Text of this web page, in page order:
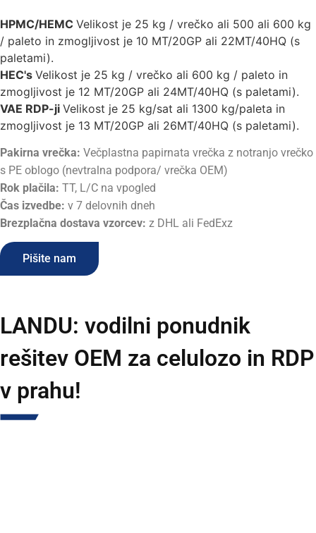
HPMC/HEMC Velikost je 25 kg / vrečko ali 500 ali 600 kg
/ paleto in zmogljivost je 10 MT/20GP ali 22MT/40HQ (s
paletami).
HEC's Velikost je 25 kg / vrečko ali 600 kg / paleto in
zmogljivost je 12 MT/20GP ali 24MT/40HQ (s paletami).
VAE RDP-ji Velikost je 25 kg/sat ali 1300 kg/paleta in
zmogljivost je 13 MT/20GP ali 26MT/40HQ (s paletami).
Pakirna vrečka: Večplastna papirnata vrečka z notranjo vrečko
s PE oblogo (nevtralna podpora/ vrečka OEM)
Rok plačila: TT, L/C na vpogled
Čas izvedbe: v 7 delovnih dneh
Brezplačna dostava vzorcev: z DHL ali FedExz
Pišite nam
LANDU: vodilni ponudnik
rešitev OEM za celulozo in RDP
v prahu!